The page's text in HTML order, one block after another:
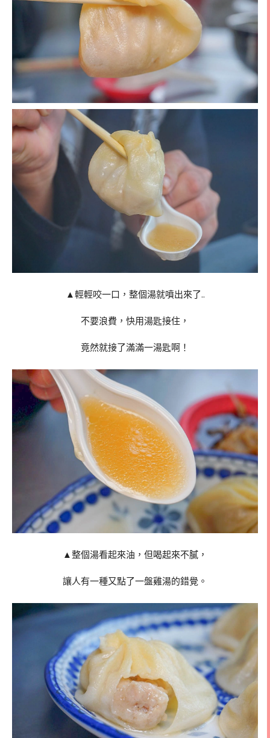
▲輕輕咬一口，整個湯就噴出來了..
不要浪費，快用湯匙接住，
竟然就接了滿滿一湯匙啊！
▲整個湯看起來油，但喝起來不膩，
讓人有一種又點了一盤雞湯的錯覺。